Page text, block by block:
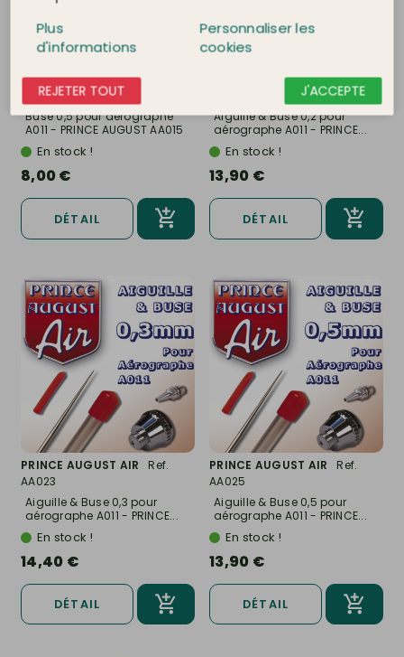
PRINCE AUGUST AIR
AA015
Buse 0,5 pour aérographe
A011 - PRINCE AUGUST AA015
En stock !
8,00 €
DÉTAIL
PRINCE AUGUST AIR Ref.
Aiguille & Buse 0,2 pour
aérographe A011 - PRINCE...
En stock !
13,90 €
DÉTAIL
PRINCE AUGUST AIR
Ref.
AA023
Aiguille & Buse 0,3 pour
aérographe A011 - PRINCE...
En stock !
14,40 €
DÉTAIL
PRINCE AUGUST AIR
Ref.
AA025
Aiguille & Buse 0,5 pour
aérographe A011 - PRINCE...
En stock !
13,90 €
DÉTAIL
Plus
d'informations
Personnaliser les
cookies
REJETER TOUT J'ACCEPTE